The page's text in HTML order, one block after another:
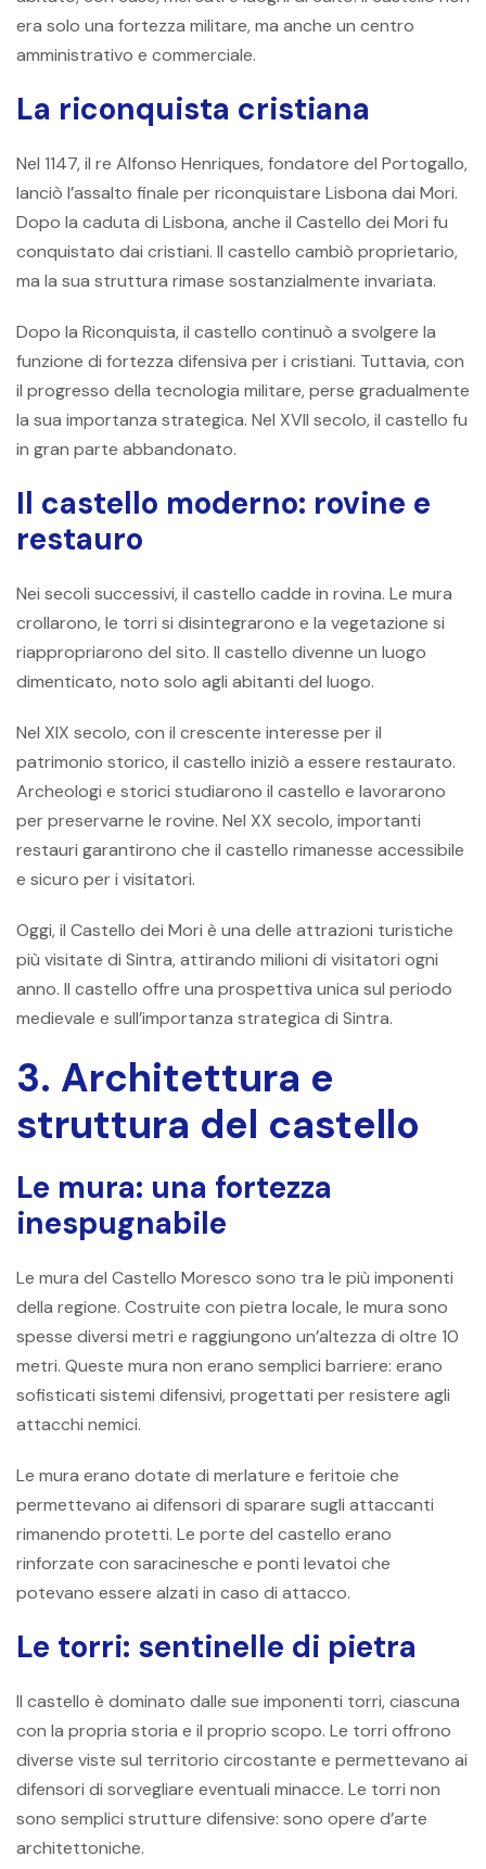
era solo una fortezza militare, ma anche un centro
amministrativo e commerciale.
La riconquista cristiana
Nel 1147, il re Alfonso Henriques, fondatore del Portogallo,
lanciò l’assalto finale per riconquistare Lisbona dai Mori.
Dopo la caduta di Lisbona, anche il Castello dei Mori fu
conquistato dai cristiani. Il castello cambiò proprietario,
ma la sua struttura rimase sostanzialmente invariata.
Dopo la Riconquista, il castello continuò a svolgere la
funzione di fortezza difensiva per i cristiani. Tuttavia, con
il progresso della tecnologia militare, perse gradualmente
la sua importanza strategica. Nel XVII secolo, il castello fu
in gran parte abbandonato.
Il castello moderno: rovine e
restauro
Nei secoli successivi, il castello cadde in rovina. Le mura
crollarono, le torri si disintegrarono e la vegetazione si
riappropriarono del sito. Il castello divenne un luogo
dimenticato, noto solo agli abitanti del luogo.
Nel XIX secolo, con il crescente interesse per il
patrimonio storico, il castello iniziò a essere restaurato.
Archeologi e storici studiarono il castello e lavorarono
per preservarne le rovine. Nel XX secolo, importanti
restauri garantirono che il castello rimanesse accessibile
e sicuro per i visitatori.
Oggi, il Castello dei Mori è una delle attrazioni turistiche
più visitate di Sintra, attirando milioni di visitatori ogni
anno. Il castello offre una prospettiva unica sul periodo
medievale e sull’importanza strategica di Sintra.
3. Architettura e
struttura del castello
Le mura: una fortezza
inespugnabile
Le mura del Castello Moresco sono tra le più imponenti
della regione. Costruite con pietra locale, le mura sono
spesse diversi metri e raggiungono un’altezza di oltre 10
metri. Queste mura non erano semplici barriere: erano
sofisticati sistemi difensivi, progettati per resistere agli
attacchi nemici.
Le mura erano dotate di merlature e feritoie che
permettevano ai difensori di sparare sugli attaccanti
rimanendo protetti. Le porte del castello erano
rinforzate con saracinesche e ponti levatoi che
potevano essere alzati in caso di attacco.
Le torri: sentinelle di pietra
Il castello è dominato dalle sue imponenti torri, ciascuna
con la propria storia e il proprio scopo. Le torri offrono
diverse viste sul territorio circostante e permettevano ai
difensori di sorvegliare eventuali minacce. Le torri non
sono semplici strutture difensive: sono opere d’arte
architettoniche.